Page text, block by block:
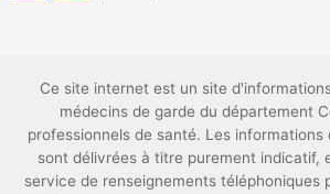
Ce site internet est un site
médecins de garde du département
professionnels de santé. Les informations
sont délivrées à titre purement indicatif,
service de renseignements téléphoniques